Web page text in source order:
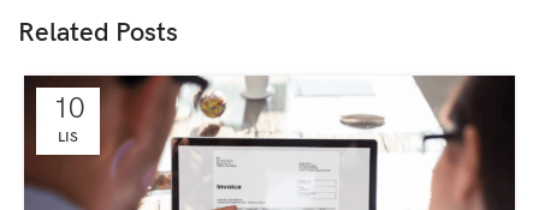
Related Posts
10
LIS